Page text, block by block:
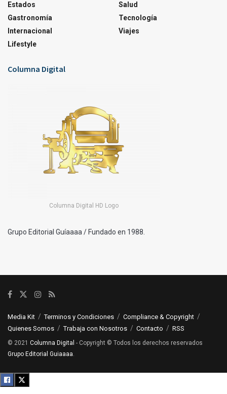
Estados
Gastronomía
Internacional
Lifestyle
Salud
Tecnología
Viajes
Columna Digital
Columna Digital HD Logo
Grupo Editorial Guíaaaa / Fundado en 1988.
Media Kit Terminos y Condiciones
Compliance & Copyright
Quienes Somos
Trabaja con Nosotros Contacto RSS
© 2021 Columna Digital - Copyright © Todos los derechos reservados
Grupo Editorial Guiaaaa.